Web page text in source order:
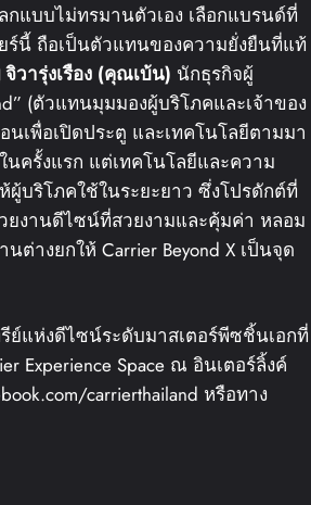
กแบบไม่ทรมานตัวเอง เลือกแบรนด์ที่
ร์นี้ ถือเป็นตัวแทนของความยั่งยืนที่แท้
จิวารุ่งเรือง (คุณเบ้น) นักธุรกิจผู้
(ตัวแทนมุมมองผู้บริโภคและเจ้าของ
เพื่อเปิดประตู และเทคโนโลยีตามมา
ครั้งแรก แต่เทคโนโลยีและความ
ผู้บริโภคใช้ในระยะยาว ซึ่งโปรดักต์ที่
ยงานดีไซน์ที่สวยงามและคุ้มค่า หลอม
ต่างยกให้ Carrier Beyond X เป็นจุด
แห่งดีไซน์ระดับมาสเตอร์พีซชิ้นเอกที่
Experience Space ณ อินเตอร์ลิ้งค์
carrierthailand หรือทาง